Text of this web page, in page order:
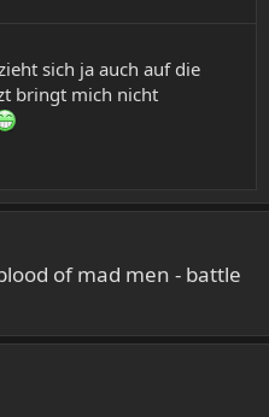
sich ja auch auf die
bringt mich nicht
of mad men - battle